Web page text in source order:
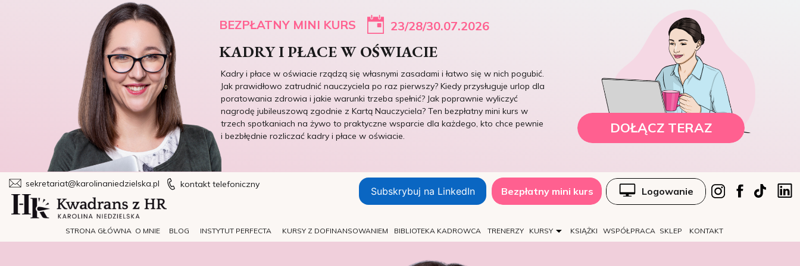
BEZPŁATNY MINI KURS
Kadry i płace w oświacie rządzą się własnymi zasadami i łatwo się w nich pogubić.
Jak prawidłowo zatrudnić nauczyciela po raz pierwszy? Kiedy przysługuje urlop dla
poratowania zdrowia i jakie warunki trzeba spełnić? Jak poprawnie wyliczyć
nagrodę jubileuszową zgodnie z Kartą Nauczyciela? Ten bezpłatny mini kurs w
trzech spotkaniach na żywo to praktyczne wsparcie dla każdego, kto chce pewnie
i bezbłędnie rozliczać kadry i płace w oświacie.
DOŁĄCZ TERAZ
KADRY I PŁACE W OŚWIACIE
23/28/30.07.2026
KURSY
O MNIE BIBLIOTEKA KADROWCA WSPÓŁPRACA KONTAKT
INSTYTUT PERFECTA KSIĄŻKI
sekretariat@karolinaniedzielska.pl kontakt telefoniczny
TRENERZY
KURSY Z DOFINANSOWANIEM
STRONA GŁÓWNA
Logowanie
BLOG SKLEP
Subskrybuj na LinkedIn Bezpłatny mini kurs